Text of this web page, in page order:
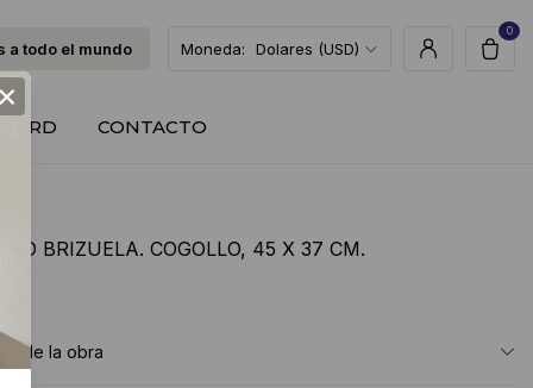
a todo el mundo Moneda: Dolares (USD)
0
CONTACTO
BRIZUELA. COGOLLO, 45 X 37 CM.
de la obra